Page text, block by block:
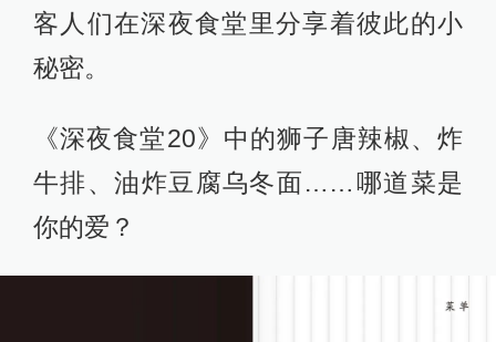
客人们在深夜食堂里分享着彼此的小
秘密。
《深夜食堂20》中的狮子唐辣椒、炸
牛排、油炸豆腐乌冬面……哪道菜是
你的爱？